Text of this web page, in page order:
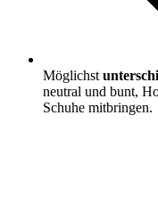
Möglichst
neutral und bunt,
Schuhe mitbringen.